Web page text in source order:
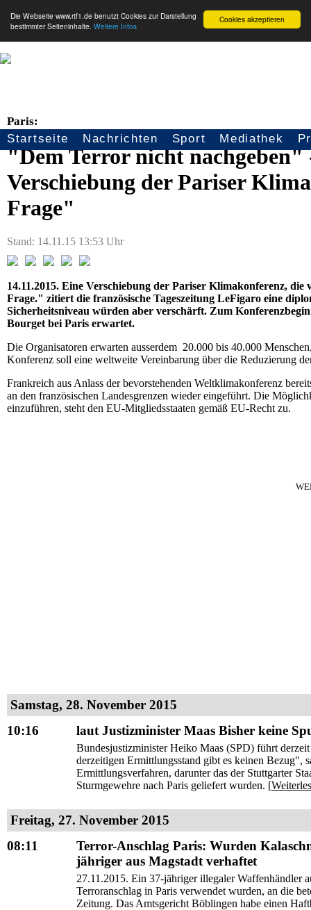
Cookies akzeptieren
Die Webseite www.rtf1.de benutzt Cookies zur Darstellung
bestimmter Seiteninhalte. Weitere Infos
Seitennavigation
Startseite Nachrichten Sport Mediathek
Paris:
"Dem Terror nicht
Verschiebung der Pariser
Frage"
Stand: 14.11.15 13:53 Uhr
14.11.2015. Eine Verschiebung der Pariser Klimakonferenz,
Frage." zitiert die französische Tageszeitung LeFigaro eine
Sicherheitsniveau würden aber verschärft. Zum
Bourget bei Paris erwartet.
Die Organisatoren erwarten ausserdem 20.000 bis 40.000
Konferenz soll eine weltweite Vereinbarung über die Reduzierung
Frankreich aus Anlass der bevorstehenden Weltklimakonferenz
an den französischen Landesgrenzen wieder eingeführt. Die
einzuführen, steht den EU-Mitgliedsstaaten gemäß EU-Recht zu.
Samstag, 28. November 2015
10:16
laut Justizminister Maas Bisher keine
Bundesjustizminister Heiko Maas (SPD) führt
derzeitigen Ermittlungsstand gibt es keinen Bezug",
Ermittlungsverfahren, darunter das der Stuttgarter
Sturmgewehre nach Paris geliefert wurden. [
Freitag, 27. November 2015
08:11
Terror-Anschlag Paris: Wurden
jähriger aus Magstadt verhaftet
27.11.2015. Ein 37-jähriger illegaler Waffenhändler
Terroranschlag in Paris verwendet wurden, an die
Zeitung. Das Amtsgericht Böblingen habe einen